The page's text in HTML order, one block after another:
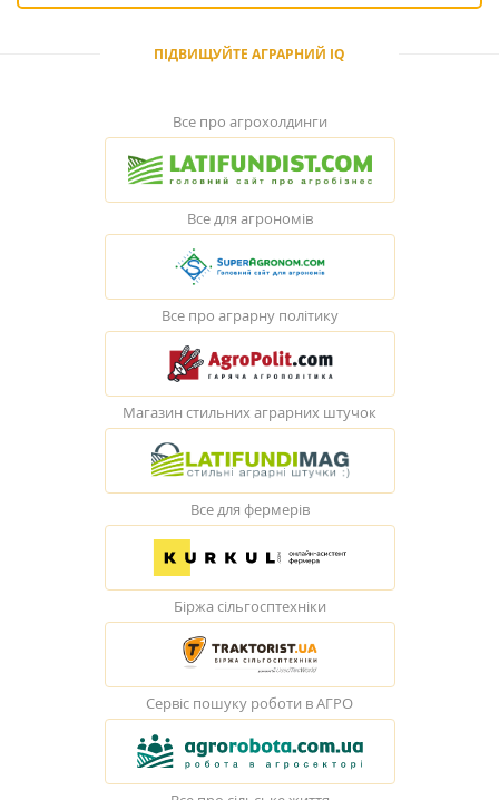
ПІДВИЩУЙТЕ АГРАРНИЙ IQ
Все про агрохолдинги
Все для агрономів
Все про аграрну політику
Магазин стильних аграрних штучок
Все для фермерів
Біржа сільгосптехніки
Сервіс пошуку роботи в АГРО